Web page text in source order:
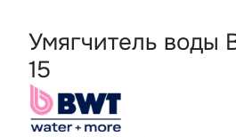
Умягчитель воды
15